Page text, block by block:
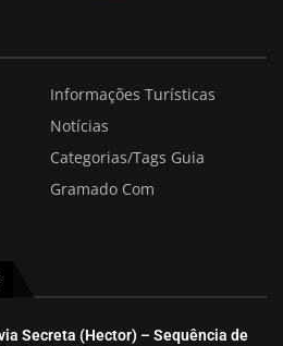
Informações Turísticas
Notícias
Categorias/Tags Guia
Gramado Com
Secreta (Hector) – Sequência de